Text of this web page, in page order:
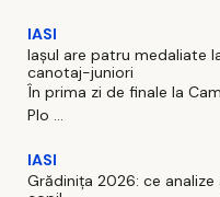
IASI
Iaşul are patru medaliate
canotaj-juniori
În prima zi de finale la
Plo ...
IASI
Grădinița 2026: ce